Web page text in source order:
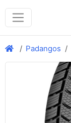
Padangos